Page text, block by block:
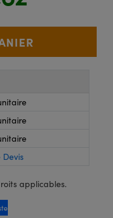
applicables.